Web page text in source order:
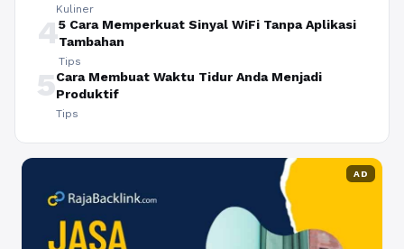
Kuliner
45 Cara Memperkuat Sinyal WiFi Tanpa Aplikasi
Tambahan
Tips
5Cara Membuat Waktu Tidur Anda Menjadi
Produktif
Tips
AD